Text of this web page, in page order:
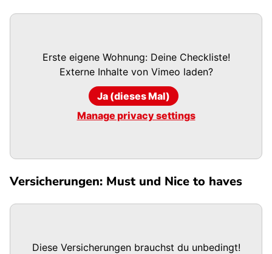
Erste eigene Wohnung: Deine Checkliste!
Externe Inhalte von Vimeo laden?
Ja (dieses Mal)
Manage privacy settings
Versicherungen: Must und Nice to haves
Diese Versicherungen brauchst du unbedingt!